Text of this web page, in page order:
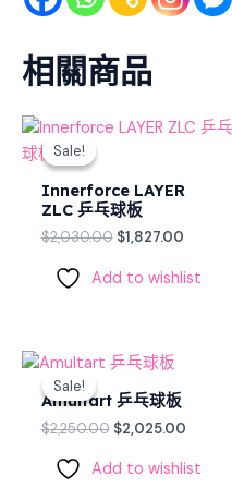
相關商品
Sale!
Sale!
Innerforce LAYER
ZLC 乒乓球板
$2,030.00
Original
$1,827.00
Current
Add to wishlist
Sale!
Sale!
Amultart 乒乓球板
$2,250.00
Original
was:
$2,250.00.
$2,025.00
Add to wishlist